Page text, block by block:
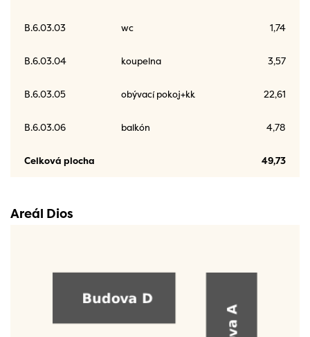
B.6.03.03 wc 1,74
B.6.03.04 koupelna 3,57
B.6.03.05 obývací pokoj+kk 22,61
B.6.03.06 balkón 4,78
Celková plocha 49,73
Areál Dios